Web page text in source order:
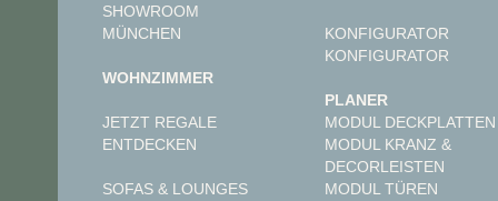
SHOWROOM
MÜNCHEN
WOHNZIMMER
JETZT REGALE
ENTDECKEN
SOFAS & LOUNGES
KONFIGURATOR
KONFIGURATOR
PLANER
MODUL DECKPLATTEN
MODUL KRANZ &
DECORLEISTEN
MODUL TÜREN